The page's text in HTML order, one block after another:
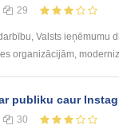
29
Valsts
organizācijām,
publiku caur
30